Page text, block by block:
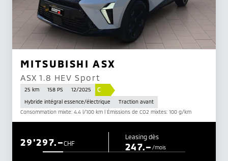
MITSUBISHI ASX
ASX 1.8 HEV Sport
25 km 158 PS 12/2025 C
Hybride intégral essence/électrique
Traction avant
Consommation mixte: 4.4 l/100 km | Émissions de CO2 mixtes: 100 g/km
CHF
29'297.– Leasing dès
247.–/mois